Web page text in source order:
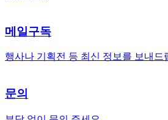
메일구독
행사나 기획전 등 최신 정보를 보내드
문의